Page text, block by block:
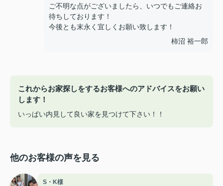
ご不明な点がございましたら、いつでもご連絡お
待ちしております！
今後とも末永く宜しくお願い致します！
柿沼 裕一郎
これからお家探しをするお客様へのアドバイスをお願い
します！
いっぱい内見して良い家を見つけて下さい！！
他のお客様の声を見る
S・K様